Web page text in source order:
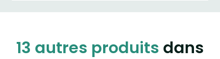
13 autres produits dans